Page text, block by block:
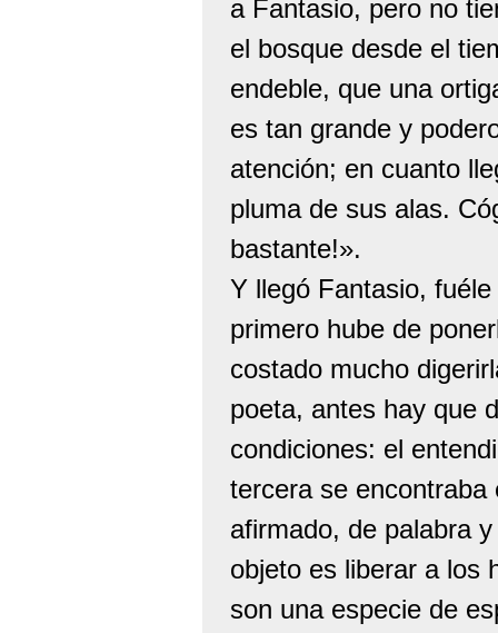
a Fantasio, pero no
el bosque desde el
endeble, que una
es tan grande y
atención; en cuanto
pluma de sus alas.
bastante!».
Y llegó Fantasio,
primero hube de
costado mucho
poeta, antes hay que
condiciones: el
tercera se encontraba
afirmado, de palabra
objeto es liberar a los
son una especie de